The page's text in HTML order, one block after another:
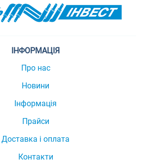
ІНФОРМАЦІЯ
Про нас
Новини
Інформація
Прайси
Доставка і оплата
Контакти